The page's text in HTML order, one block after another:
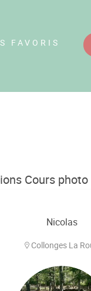
FAVORIS
Cours
Nicolas
Collonges La